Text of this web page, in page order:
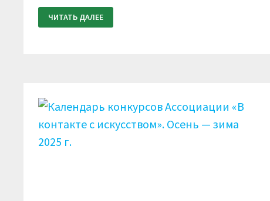
ИТОГОВЫЙ
ПРОТОКОЛ.
VIII
ВИОЛОНЧЕЛЬЮ»
5
9
2025
ЧИТАТЬ ДАЛЕЕ